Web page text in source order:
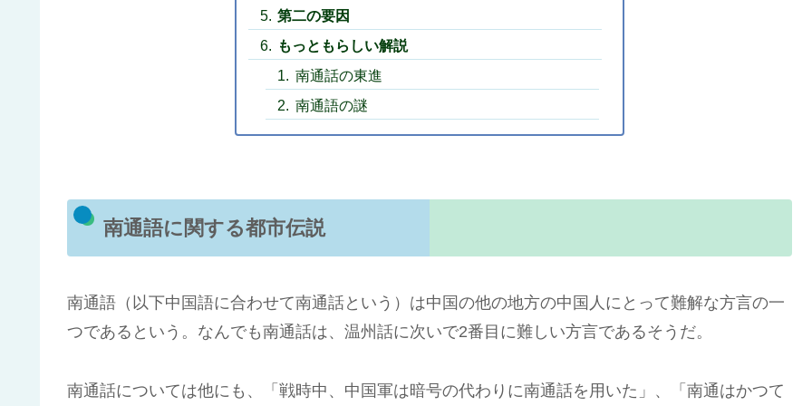
第二の要因
もっともらしい解説
南通話の東進
南通語の謎
南通語に関する都市伝説
南通語（以下中国語に合わせて南通話という）は中国の他の地方の中国人にとって難解な方言の一
つであるという。なんでも南通話は、温州話に次いで2番目に難しい方言であるそうだ。
南通話については他にも、「戦時中、中国軍は暗号の代わりに南通話を用いた」、「南通はかつて